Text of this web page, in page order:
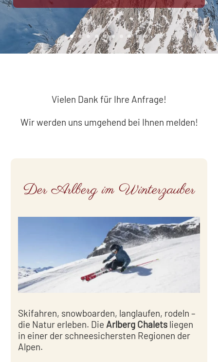
Vielen Dank für Ihre Anfrage!
Wir werden uns umgehend bei Ihnen melden!
Der Arlberg im Winterzauber
Skifahren, snowboarden, langlaufen, rodeln –
die Natur erleben. Die Arlberg Chalets liegen
in einer der schneesichersten Regionen der
Alpen.